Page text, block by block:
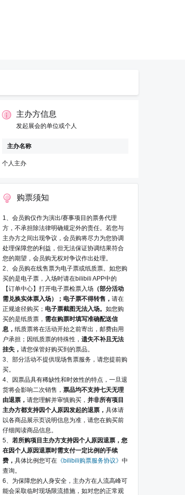
主办方信息
发起展会的单位或个人
主办名称
个人主办
购票须知
1、会员购仅作为演出/赛事项目的票务代理
方，不承担除法律明确规定外的责任。若您与
主办方之间出现争议，会员购将尽力为您协调
处理保障您的利益，但无法保证协调结果符合
您的期望，会员购无权对争议作出处理。
2、会员购在线售票为电子票或纸质票。如您购
买的是电子票，入场时请在bilibili APP中的
【订单中心】打开电子票检票入场 （部分活动
需兑换实体票入场）；电子票不得转售， 请在
正规途径购买； 电子票截图无法入场。 如您购
买的是纸质票， 需在购票时填写准确配送信
息， 纸质票将在活动开始之前寄出，邮费由用
户承担；因纸质票的特殊性， 遗失不补且无法
挂失， 请您保管好购买到的票品。
3、部分活动不提供现场售票服务，请您提前购
买。
4、因票品具有稀缺性和时效性的特点，一旦退
货将会影响二次销售， 票品均不支持七天无理
由退票， 请您理解并审慎购买， 并非所有项目
主办方都支持因个人原因发起的退票， 具体请
以各商品展示页说明信息为准，请您在购买前
仔细阅读商品信息。
5、 若所购项目主办方支持因个人原因退票，您
在因个人原因退票时需支付一定比例的手续
费， 具体比例您可在 《bilibili购票服务协议》 中
查询。
6、为保障您的人身安全，主办方在人流高峰可
能会采取临时现场限流措施，如对您的正常观